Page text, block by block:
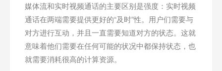
媒体流和实时视频通话的主要区别是强度：实时视频
通话在两端需要提供更好的“及时”性。用户们需要与
对方进行互动，并且一直需要知道对方的状态。这就
意味着他们需要在任何可能的状况中都保持状态，也
就需要消耗很高的计算资源。